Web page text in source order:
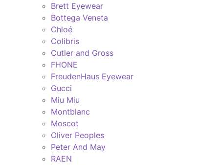
Brett Eyewear
Bottega Veneta
Chloé
Colibris
Cutler and Gross
FHONE
FreudenHaus Eyewear
Gucci
Miu Miu
Montblanc
Moscot
Oliver Peoples
Peter And May
RAEN